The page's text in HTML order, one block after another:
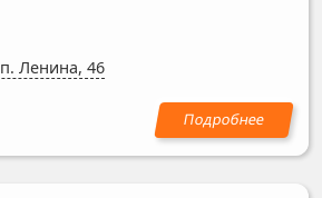
Ленина, 46